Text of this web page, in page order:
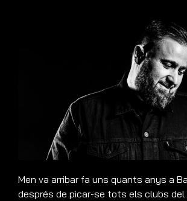
Men va arribar fa uns quants anys a
després de picar-se tots els clubs del